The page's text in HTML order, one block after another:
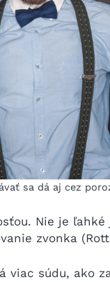
sa dá aj cez
Nie je
zvonka
súdu, ako